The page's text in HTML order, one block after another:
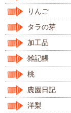
りんご
タラの芽
加工品
雑記帳
桃
農園日記
洋梨